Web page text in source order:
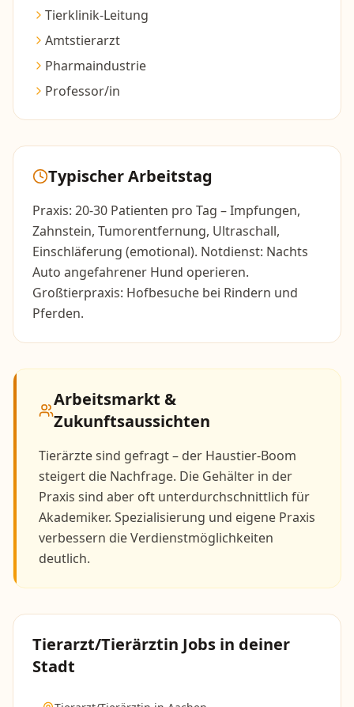
Tierklinik-Leitung
Amtstierarzt
Pharmaindustrie
Professor/in
Typischer Arbeitstag
Praxis: 20-30 Patienten pro Tag – Impfungen,
Zahnstein, Tumorentfernung, Ultraschall,
Einschläferung (emotional). Notdienst: Nachts
Auto angefahrener Hund operieren.
Großtierpraxis: Hofbesuche bei Rindern und
Pferden.
Arbeitsmarkt &
Zukunftsaussichten
Tierärzte sind gefragt – der Haustier-Boom
steigert die Nachfrage. Die Gehälter in der
Praxis sind aber oft unterdurchschnittlich für
Akademiker. Spezialisierung und eigene Praxis
verbessern die Verdienstmöglichkeiten
deutlich.
Tierarzt/Tierärztin Jobs in deiner
Stadt